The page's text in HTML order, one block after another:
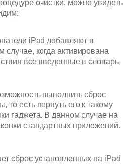
очистки, можно увидеть
iPad добавляют в
когда активирована
все введенные в словарь
выполнить сброс
то есть вернуть его к такому
гаджета. В данном случае на
стандартных приложений.
сброс установленных на iPad